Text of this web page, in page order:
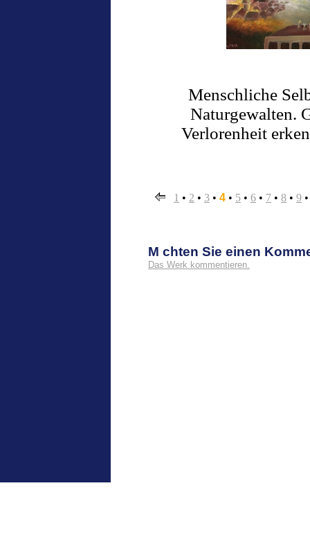
Menschliche
Naturgewalten.
Verlorenheit
1 • 2 • 3 • 4 • 5 • 6 • 7 • 8 • 9
M chten Sie einen
Das Werk kommentieren.